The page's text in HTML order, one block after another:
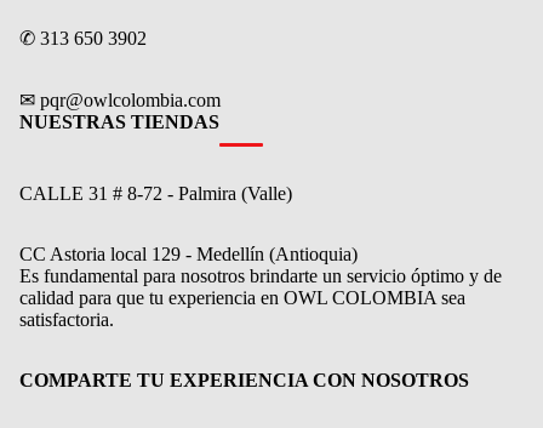
✆ 313 650 3902
✉ pqr@owlcolombia.com
NUESTRAS TIENDAS
CALLE 31 # 8-72 - Palmira (Valle)
CC Astoria local 129 - Medellín (Antioquia)
Es fundamental para nosotros brindarte un servicio óptimo y de
calidad para que tu experiencia en OWL COLOMBIA sea
satisfactoria.
COMPARTE TU EXPERIENCIA CON NOSOTROS
Política de reembolso
Términos del servicio